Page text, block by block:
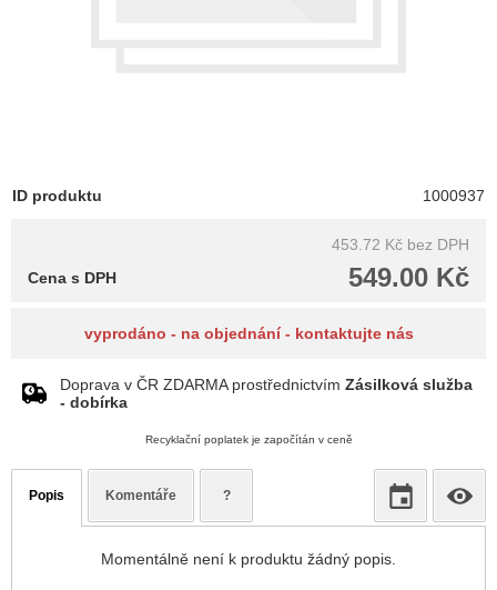
ID produktu 1000937
453.72 Kč bez DPH
549.00 Kč
Cena s DPH
vyprodáno - na objednání - kontaktujte nás
Doprava v ČR ZDARMA prostřednictvím Zásilková služba
- dobírka
Recyklační poplatek je započítán v ceně
Popis Komentáře ?
Momentálně není k produktu žádný popis.